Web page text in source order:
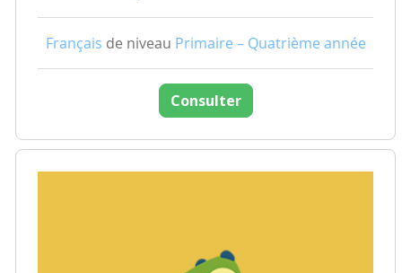
Français de niveau Primaire – Quatrième année
Consulter